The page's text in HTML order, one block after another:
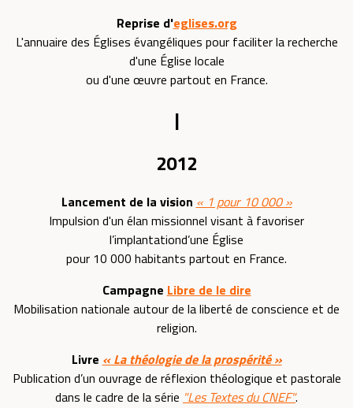
Reprise d'eglises.org
L'annuaire des Églises évangéliques pour faciliter la recherche
d'une Église locale
ou d'une œuvre partout en France.
|
2012
Lancement de la vision « 1 pour 10 000 »
Impulsion d'un élan missionnel visant à favoriser
l’implantationd’une Église
pour 10 000 habitants partout en France.
Campagne Libre de le dire
Mobilisation nationale autour de la liberté de conscience et de
religion.
Livre « La théologie de la prospérité »
Publication d’un ouvrage de réflexion théologique et pastorale
dans le cadre de la série "Les Textes du CNEF".